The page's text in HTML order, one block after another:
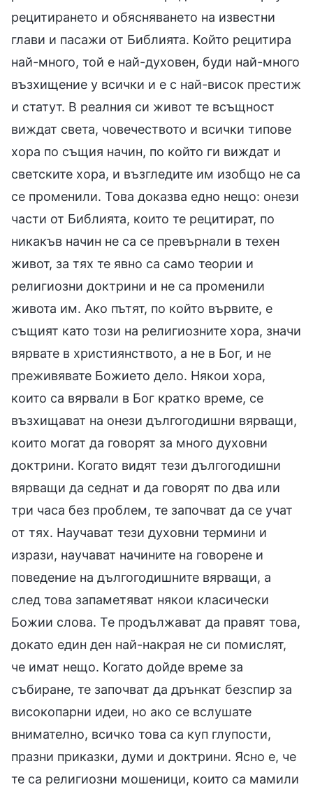
рецитирането и обясняването на известни
глави и пасажи от Библията. Който рецитира
най-много, той е най-духовен, буди най-много
възхищение у всички и е с най-висок престиж
и статут. В реалния си живот те всъщност
виждат света, човечеството и всички типове
хора по същия начин, по който ги виждат и
светските хора, и възгледите им изобщо не са
се променили. Това доказва едно нещо: онези
части от Библията, които те рецитират, по
никакъв начин не са се превърнали в техен
живот, за тях те явно са само теории и
религиозни доктрини и не са променили
живота им. Ако пътят, по който вървите, е
същият като този на религиозните хора, значи
вярвате в християнството, а не в Бог, и не
преживявате Божието дело. Някои хора,
които са вярвали в Бог кратко време, се
възхищават на онези дългогодишни вярващи,
които могат да говорят за много духовни
доктрини. Когато видят тези дългогодишни
вярващи да седнат и да говорят по два или
три часа без проблем, те започват да се учат
от тях. Научават тези духовни термини и
изрази, научават начините на говорене и
поведение на дългогодишните вярващи, а
след това запаметяват някои класически
Божии слова. Те продължават да правят това,
докато един ден най-накрая не си помислят,
че имат нещо. Когато дойде време за
събиране, те започват да дрънкат безспир за
високопарни идеи, но ако се вслушате
внимателно, всичко това са куп глупости,
празни приказки, думи и доктрини. Ясно е, че
те са религиозни мошеници, които са мамили